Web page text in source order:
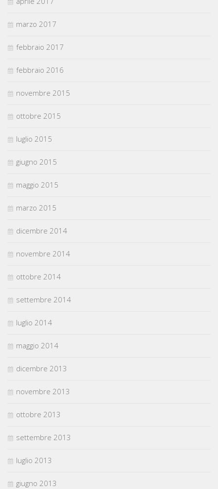
marzo 2017
febbraio 2017
febbraio 2016
novembre 2015
ottobre 2015
luglio 2015
giugno 2015
maggio 2015
marzo 2015
dicembre 2014
novembre 2014
ottobre 2014
settembre 2014
luglio 2014
maggio 2014
dicembre 2013
novembre 2013
ottobre 2013
settembre 2013
luglio 2013
giugno 2013